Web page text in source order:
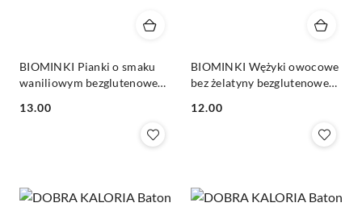
BIOMINKI Pianki o smaku
waniliowym bezglutenowe
Cena:
13.00
BIOMINKI Wężyki owocowe
bez żelatyny bezglutenowe
Cena:
12.00